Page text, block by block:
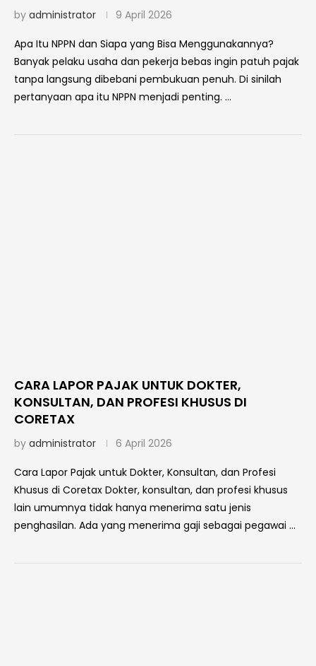
by administrator 9 April 2026
Apa Itu NPPN dan Siapa yang Bisa Menggunakannya?
Banyak pelaku usaha dan pekerja bebas ingin patuh pajak
tanpa langsung dibebani pembukuan penuh. Di sinilah
pertanyaan apa itu NPPN menjadi penting. …
CARA LAPOR PAJAK UNTUK DOKTER,
KONSULTAN, DAN PROFESI KHUSUS DI
CORETAX
by administrator 6 April 2026
Cara Lapor Pajak untuk Dokter, Konsultan, dan Profesi
Khusus di Coretax Dokter, konsultan, dan profesi khusus
lain umumnya tidak hanya menerima satu jenis
penghasilan. Ada yang menerima gaji sebagai pegawai …